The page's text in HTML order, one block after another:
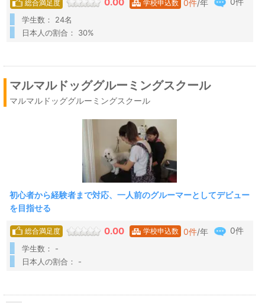
総合満足度 0.00 学校申込数 0件/年
学生数： 24名
日本人の割合： 30%
マルマルドッググルーミングスクール
マルマルドッググルーミングスクール
初心者から経験者まで対応、一人前のグルーマーとしてデビュー
を目指せる
総合満足度 0.00 学校申込数 0件/年 0件
学生数： -
日本人の割合： -